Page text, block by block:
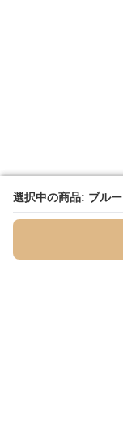
選択中の商品: ブルー
選択中の商品: ブルー